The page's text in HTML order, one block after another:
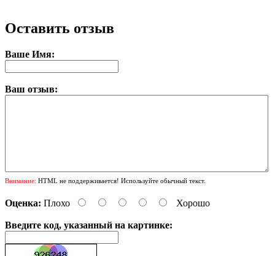
Оставить отзыв
Ваше Имя:
Ваш отзыв:
Внимание: HTML не поддерживается! Используйте обычный текст.
Оценка: Плохо Хорошо
Введите код, указанный на картинке: